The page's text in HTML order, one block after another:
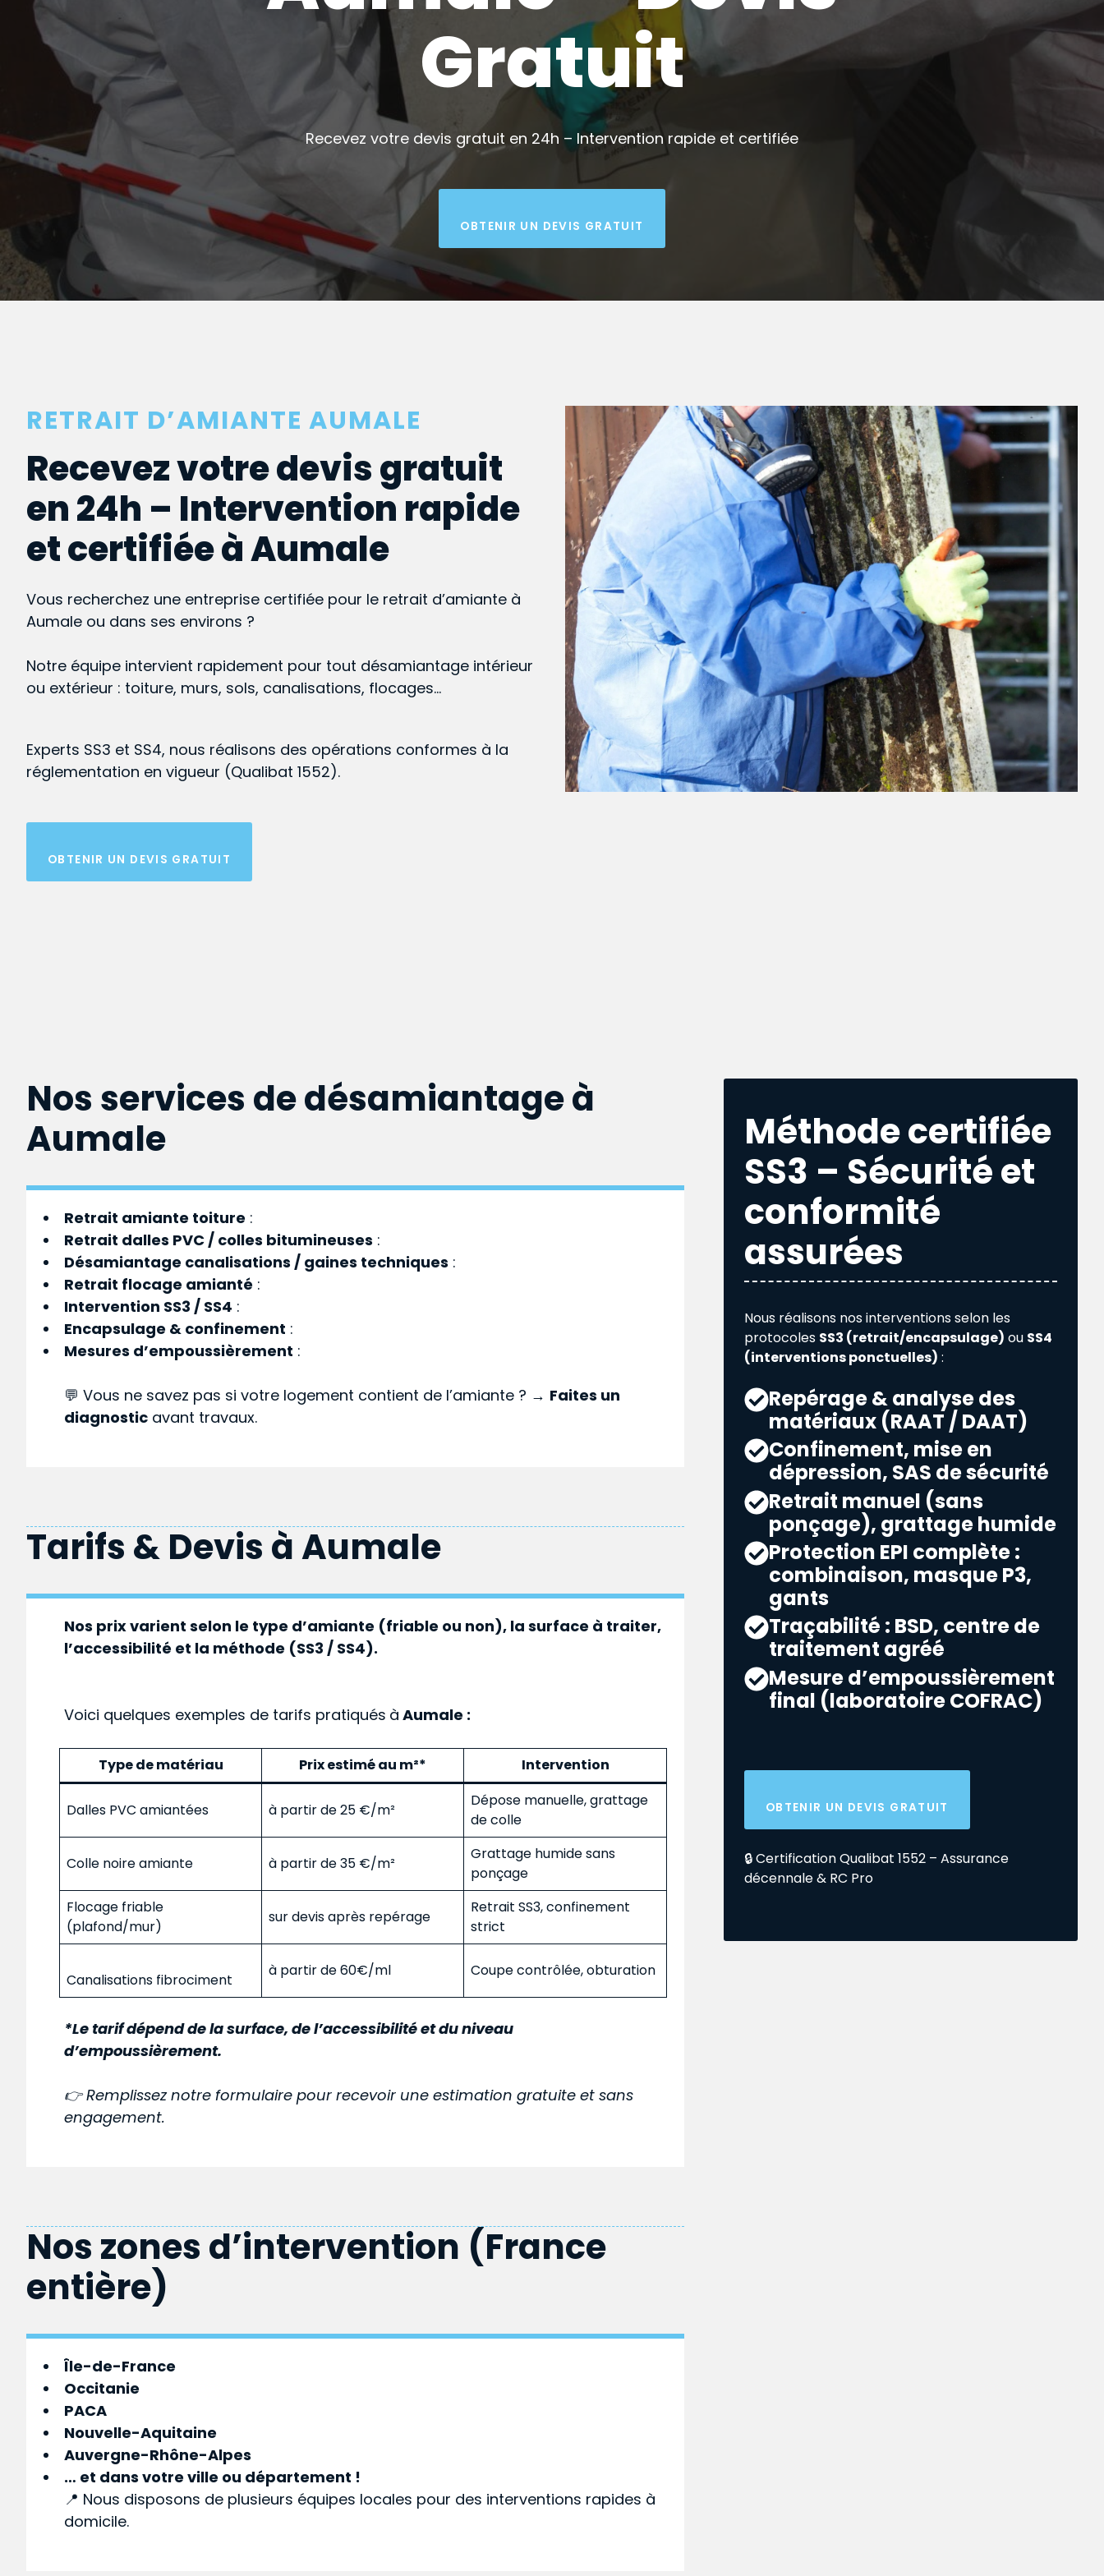
Gratuit
Recevez votre devis gratuit en 24h – Intervention rapide et certifiée
OBTENIR UN DEVIS GRATUIT
RETRAIT D’AMIANTE AUMALE
Recevez votre devis gratuit
en 24h – Intervention rapide
et certifiée à Aumale
Vous recherchez une entreprise certifiée pour le retrait d’amiante à
Aumale ou dans ses environs ?
Notre équipe intervient rapidement pour tout désamiantage intérieur
ou extérieur : toiture, murs, sols, canalisations, flocages…
Experts SS3 et SS4, nous réalisons des opérations conformes à la
réglementation en vigueur (Qualibat 1552).
OBTENIR UN DEVIS GRATUIT
Nos services de désamiantage à
Aumale
Retrait amiante toiture :
Retrait dalles PVC / colles bitumineuses :
Désamiantage canalisations / gaines techniques :
Retrait flocage amianté :
Intervention SS3 / SS4 :
Encapsulage & confinement :
Mesures d’empoussièrement :
💬 Vous ne savez pas si votre logement contient de l’amiante ? → Faites un
diagnostic avant travaux.
Tarifs & Devis àAumale
Nos prix varient selon le type d’amiante (friable ou non), la surface à traiter,
l’accessibilité et la méthode (SS3 / SS4).
Voici quelques exemples de tarifs pratiqués à Aumale :
Type de matériau Prix estimé au m²* Intervention
Dalles PVC amiantées à partir de 25 €/m²
Dépose manuelle, grattage
de colle
Colle noire amiante à partir de 35 €/m²
Grattage humide sans
ponçage
Flocage friable
(plafond/mur)
sur devis après repérage
Retrait SS3, confinement
strict
Canalisations fibrociment
à partir de 60€/ml Coupe contrôlée, obturation
*Le tarif dépend de la surface, de l’accessibilité et du niveau
d’empoussièrement.
👉 Remplissez notre formulaire pour recevoir une estimation gratuite et sans
engagement.
Nos zones d’intervention (France
entière)
Île-de-France
Occitanie
PACA
Nouvelle-Aquitaine
Auvergne-Rhône-Alpes
… et dans votreville ou département !
📍 Nous disposons de plusieurs équipes locales pour des interventions rapides à
domicile.
Méthode certifiée
SS3 – Sécurité et
conformité
assurées
Nous réalisons nos interventions selon les
protocoles SS3 (retrait/encapsulage) ou SS4
(interventions ponctuelles) :
Repérage & analyse des
matériaux (RAAT / DAAT)
Confinement, mise en
dépression, SAS de sécurité
Retrait manuel (sans
ponçage), grattage humide
Protection EPI complète :
combinaison, masque P3,
gants
Traçabilité : BSD, centre de
traitement agréé
Mesure d’empoussièrement
final (laboratoire COFRAC)
OBTENIR UN DEVIS GRATUIT
🔒 Certification Qualibat 1552 – Assurance
décennale & RC Pro